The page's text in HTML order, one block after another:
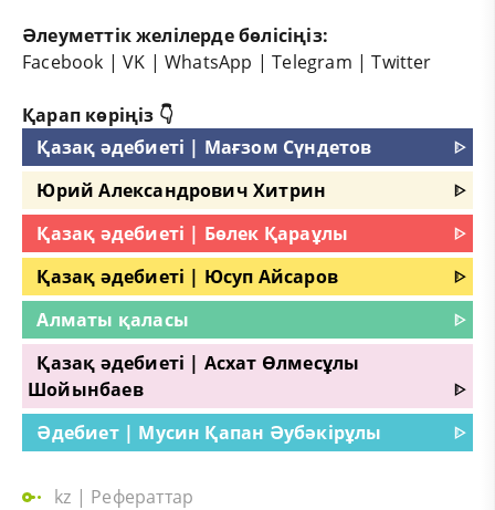
Әлеуметтік желілерде бөлісіңіз:
Facebook |VK |WhatsApp |Telegram |Twitter
Қарап көріңіз 👇
Қазақ әдебиеті | Мағзом Сүндетов
ᐈ
Юрий Александрович Хитрин
ᐈ
Қазақ әдебиеті | Бөлек Қараұлы
ᐈ
Қазақ әдебиеті | Юсуп Айсаров
ᐈ
Алматы қаласы
ᐈ
Қазақ әдебиеті | Асхат Өлмесұлы
Шойынбаев
ᐈ
Әдебиет | Мусин Қапан Әубәкірұлы
ᐈ
kz | Рефераттар